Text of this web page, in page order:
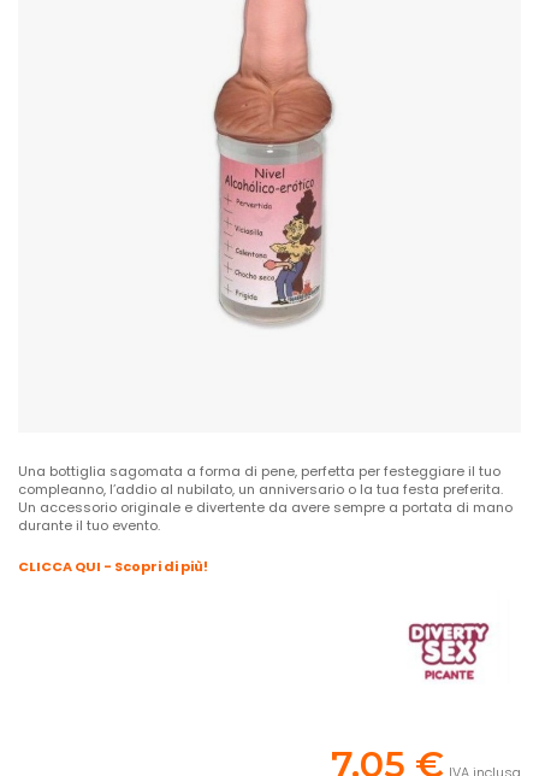
Una bottiglia sagomata a forma di pene, perfetta per festeggiare il tuo
compleanno, l’addio al nubilato, un anniversario o la tua festa preferita.
Un accessorio originale e divertente da avere sempre a portata di mano
durante il tuo evento.
CLICCA QUI - Scopri di più!
7,05 € IVA inclusa